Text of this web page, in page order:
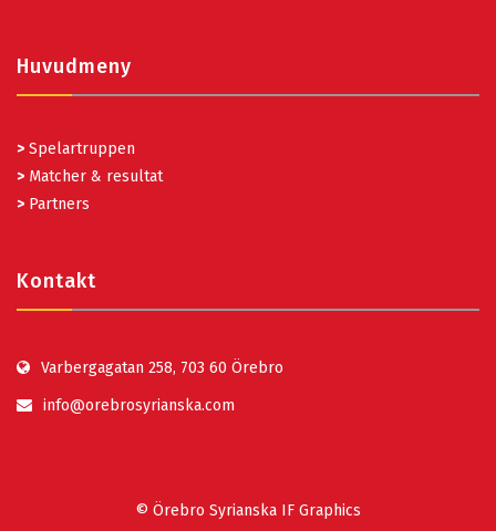
Huvudmeny
> Spelartruppen
> Matcher & resultat
> Partners
Kontakt
Varbergagatan 258, 703 60 Örebro
info@orebrosyrianska.com
© Örebro Syrianska IF Graphics